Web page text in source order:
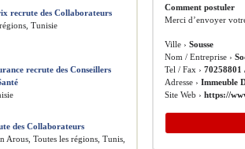
Comment postuler
Merci d’envoyer
Ville ›Sousse
Nom / Entreprise ›
Tel / Fax ›70258801
Adresse ›Immeuble
Site Web ›https://
recrute des Collaborateurs
Tunisie
recrute des Conseillers
des Collaborateurs
Arous, Toutes les régions, Tunis,